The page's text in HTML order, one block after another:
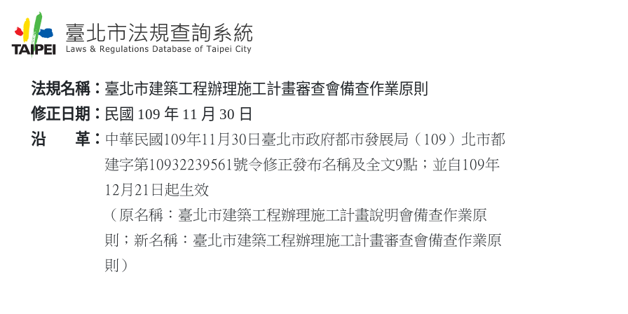
法規名稱： 臺北市建築工程辦理施工計畫審查會備查作業原則
修正日期： 民國 109 年 11 月 30 日
沿 革： 中華民國109年11月30日臺北市政府都市發展局（109）北市都
建字第10932239561號令修正發布名稱及全文9點；並自109年
12月21日起生效
（原名稱：臺北市建築工程辦理施工計畫說明會備查作業原
則；新名稱：臺北市建築工程辦理施工計畫審查會備查作業原
則）